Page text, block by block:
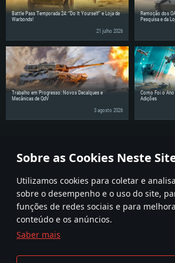
Sobre as Cookies Neste
Utilizamos cookies para coletar e
sobre o desempenho e o uso do site,
funções de redes sociais e para
conteúdo e os anúncios.
Saber mais
Battle Pass Temporada 24: “Do It Yourself” e Loja de
Warbonds!
21 julho 2026
Remoção dos
Pesquisa e da
Trabalho em Progresso: Novos Decalques e
Mecânicas de QdV
3 agosto 2026
Como Foi o Ano
Adições
Termos e condições